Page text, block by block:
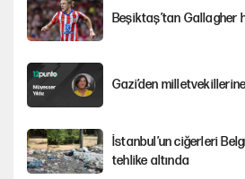
Beşiktaş’tan Gallagher
Gazi’den
İstanbul’un ciğerleri
tehlike altında